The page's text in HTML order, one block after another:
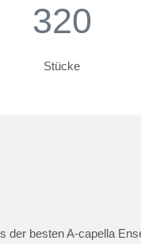
320
Stücke
der besten A-capella